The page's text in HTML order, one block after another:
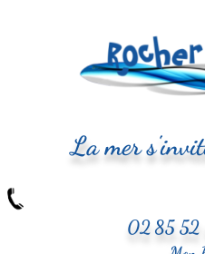
La mer
02 85 52